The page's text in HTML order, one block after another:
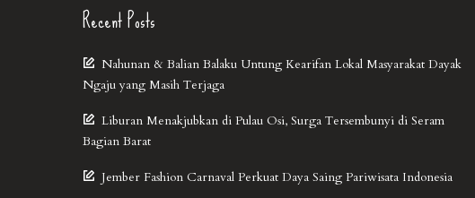
Recent Posts
Nahunan & Balian Balaku Untung Kearifan Lokal Masyarakat Dayak
Ngaju yang Masih Terjaga
Liburan Menakjubkan di Pulau Osi, Surga Tersembunyi di Seram
Bagian Barat
Jember Fashion Carnaval Perkuat Daya Saing Pariwisata Indonesia